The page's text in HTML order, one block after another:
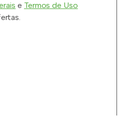
e Termos de Uso